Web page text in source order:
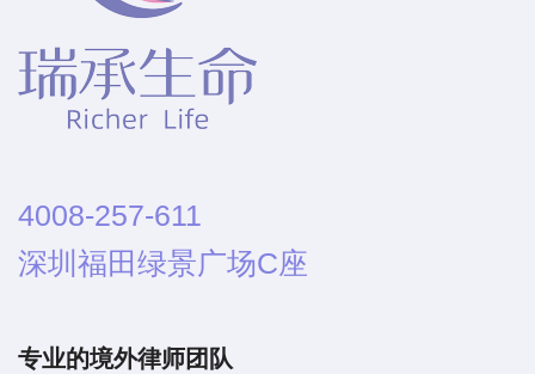
4008-257-611
深圳福田绿景广场C座
专业的境外律师团队